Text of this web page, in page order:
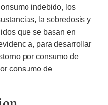
indebido, los
la sobredosis y
que se basan en
para desarrollar
por consumo de
consumo de